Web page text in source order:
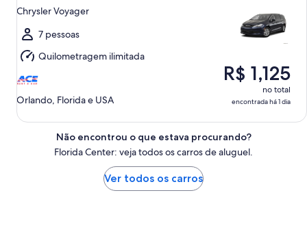
de
ago.
ter.,
11
de
Chrysler Voyager
7 pessoas
Quilometragem ilimitada
Orlando, Florida e USA
R$ 1,125
no total
encontrada há 1 dia
Não encontrou o que estava procurando?
Florida Center: veja todos os carros de aluguel.
Ver todos os carros